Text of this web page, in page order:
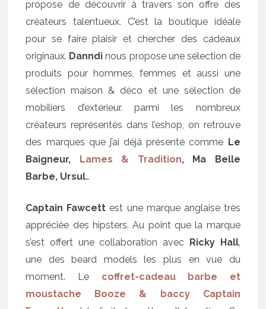
propose de découvrir à travers son offre des
créateurs talentueux. C’est la boutique idéale
pour se faire plaisir et chercher des cadeaux
originaux. Danndi nous propose une sélection de
produits pour hommes, femmes et aussi une
sélection maison & déco et une sélection de
mobiliers d’extérieur. parmi les nombreux
créateurs représentés dans l’eshop, on retrouve
des marques que j’ai déjà présenté comme Le
Baigneur,
Lames & Tradition, Ma Belle
Barbe, Ursul…
Captain Fawcett est une marque anglaise très
appréciée des hipsters. Au point que la marque
s’est offert une collaboration avec
Ricky Hall,
une des beard models les plus en vue du
moment. Le coffret-cadeau barbe et
moustache Booze & baccy Captain